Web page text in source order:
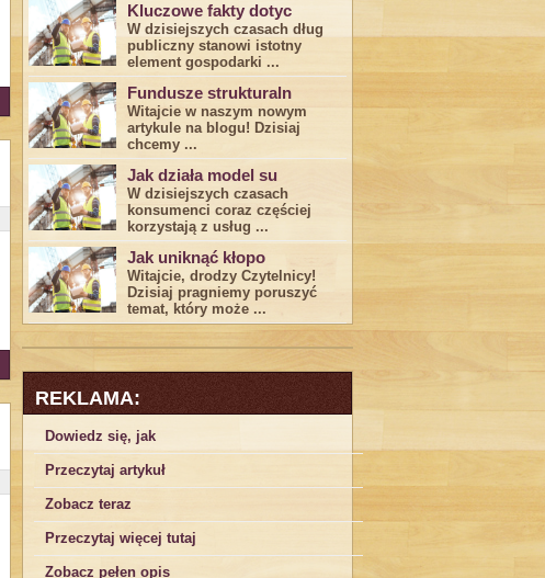
Kluczowe fakty dotyc
W dzisiejszych czasach dług
publiczny stanowi istotny
element gospodarki ...
Fundusze strukturaln
Witajcie w naszym nowym
artykule na blogu! Dzisiaj
chcemy ...
Jak działa model su
W dzisiejszych czasach
konsumenci ‌coraz częściej
korzystają z usług⁤ ...
Jak uniknąć kłopo
Witajcie, drodzy Czytelnicy!
Dzisiaj pragniemy poruszyć
temat, który może ...
REKLAMA:
Dowiedz się, jak
Przeczytaj artykuł
Zobacz teraz
Przeczytaj więcej tutaj
Zobacz pełen opis